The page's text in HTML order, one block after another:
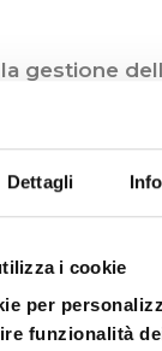
Dettagli
i cookie
per
funzionalità
gestione
norme /
del